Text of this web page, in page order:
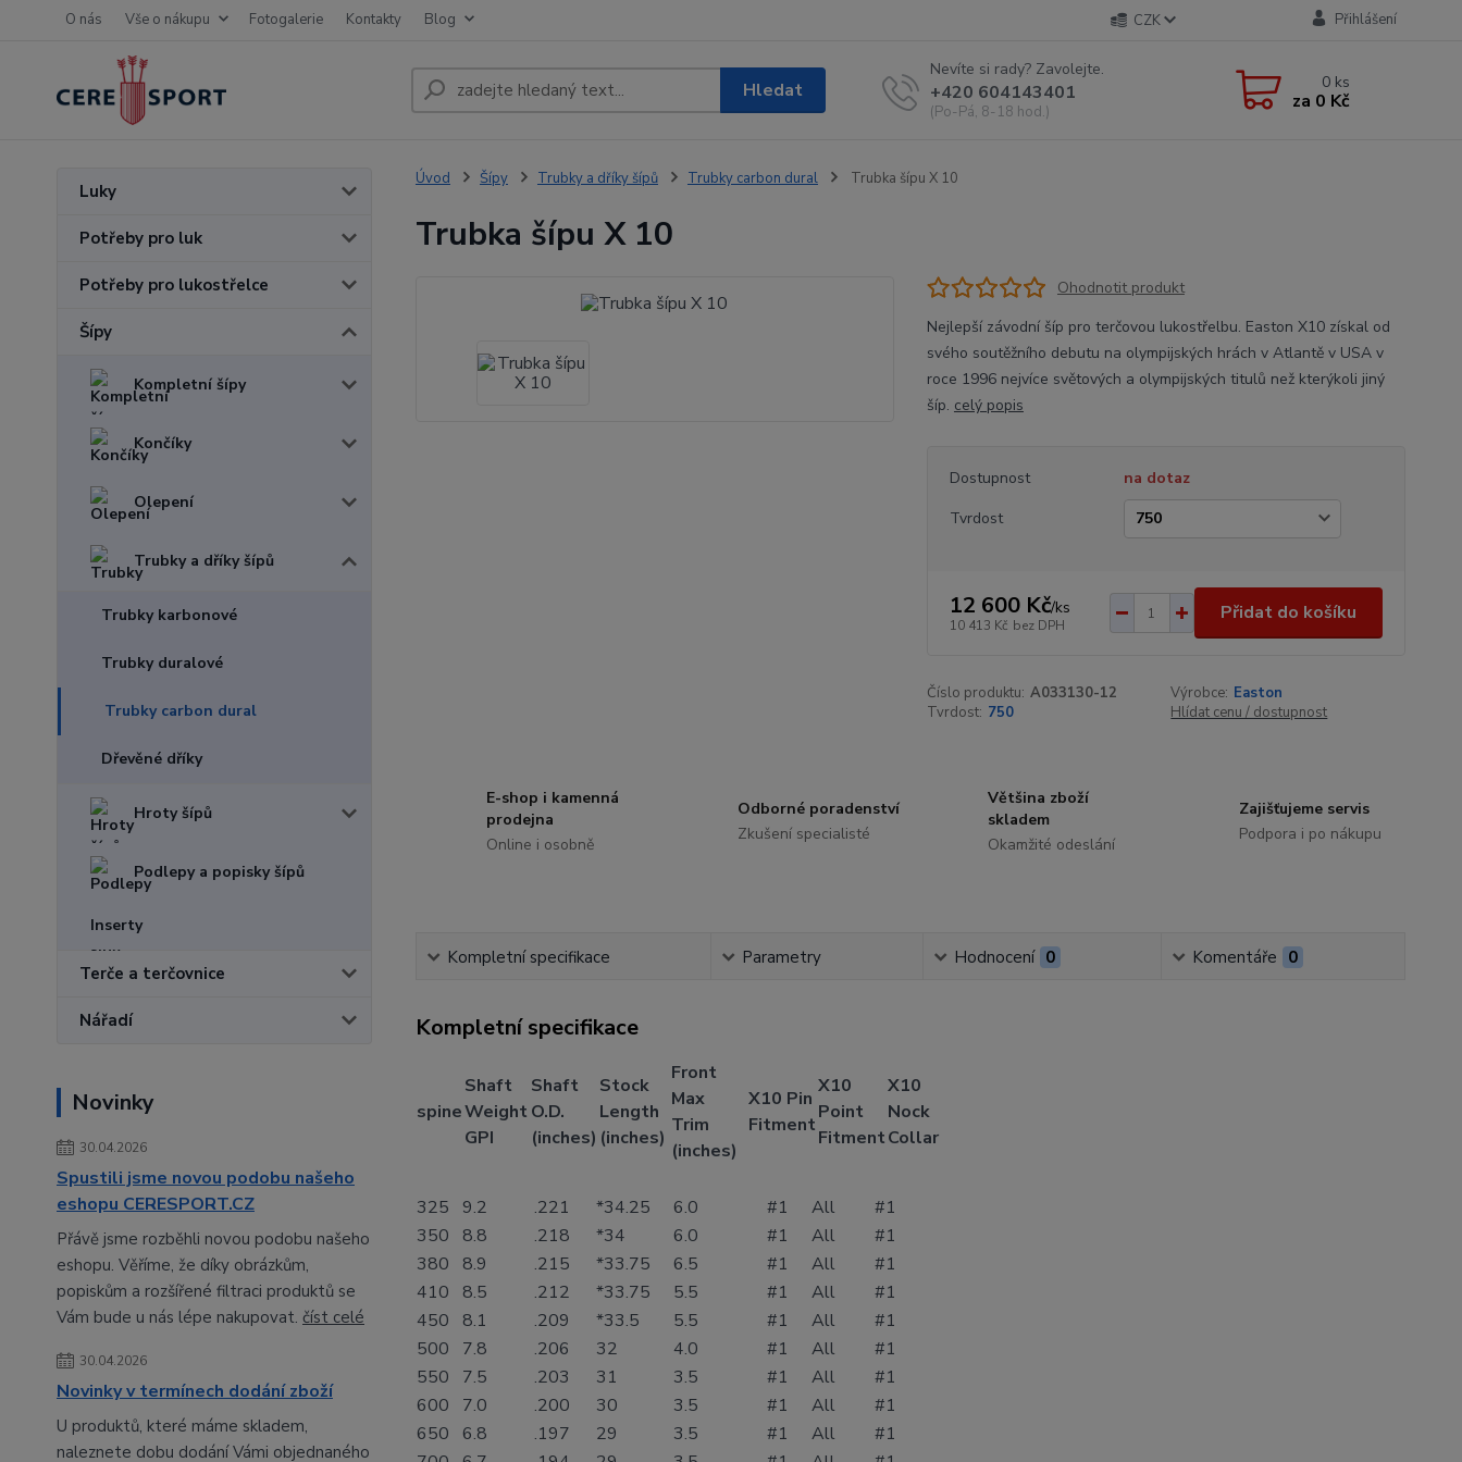
O nás Vše o nákupu Fotogalerie Kontakty Blog CZK Přihlášení
Hledat
Nevíte si rady? Zavolejte.
+420 604143401
(Po-Pá, 8-18 hod.)
0 ks
za 0 Kč
Luky
Potřeby pro luk
Potřeby pro lukostřelce
Šípy
Kompletní šípy
Končíky
Olepení
Trubky a dříky šípů
Trubky karbonové
Trubky duralové
Trubky carbon dural
Dřevěné dříky
Hroty šípů
Podlepy a popisky šípů
Inserty
Terče a terčovnice
Nářadí
Novinky
30.04.2026
Spustili jsme novou podobu našeho
eshopu CERESPORT.CZ
Přávě jsme rozběhli novou podobu našeho
eshopu. Věříme, že díky obrázkům,
popiskům a rozšířené filtraci produktů se
Vám bude u nás lépe nakupovat. číst celé
30.04.2026
Novinky v termínech dodání zboží
U produktů, které máme skladem,
naleznete dobu dodání Vámi objednaného
Úvod Šípy Trubky a dříky šípů Trubky carbon dural Trubka šípu X 10
Trubka šípu X 10
Ohodnotit produkt
Nejlepší závodní šíp pro terčovou lukostřelbu. Easton X10 získal od
svého soutěžního debutu na olympijských hrách v Atlantě v USA v
roce 1996 nejvíce světových a olympijských titulů než kterýkoli jiný
šíp. celý popis
Dostupnost
na dotaz
Tvrdost
12 600 Kč/ks
10 413 Kč bez DPH
Přidat do košíku
Číslo produktu: A033130-12 Výrobce: Easton
Tvrdost: 750 Hlídat cenu / dostupnost
E-shop i kamenná
prodejna
Online i osobně
Odborné poradenství
Zkušení specialisté
Většina zboží
skladem
Okamžité odeslání
Zajišťujeme servis
Podpora i po nákupu
Kompletní specifikace Parametry Hodnocení 0 Komentáře 0
Kompletní specifikace
spine
Shaft
Weight
GPI
Shaft
O.D.
(inches)
Stock
Length
(inches)
Front
Max
Trim
(inches)
X10 Pin
Fitment
X10
Point
Fitment
X10
Nock
Collar
325 9.2 .221 *34.25 6.0 #1 All
#1
350
8.8 .218 *34 6.0 #1 All
#1
380
8.9 .215 *33.75 6.5 #1 All
#1
410
8.5 .212 *33.75 5.5 #1 All
#1
450
8.1 .209 *33.5 5.5 #1 All
#1
500
7.8 .206 32 4.0 #1 All
#1
550
7.5 .203 31 3.5 #1 All
#1
600
7.0 .200 30 3.5 #1 All
#1
650
6.8 .197 29 3.5 #1 All
#1